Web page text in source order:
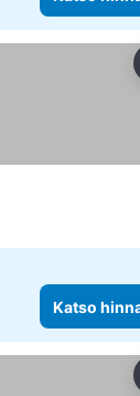
Katso